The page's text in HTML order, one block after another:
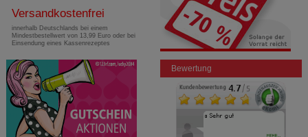
Versandkostenfrei
innerhalb Deutschlands bei einem
Mindestbestellwert von 13,99 Euro oder bei
Einsendung eines Kassenrezeptes
Bewertung